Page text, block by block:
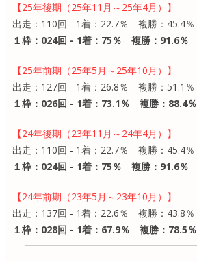
【25年後期（25年11月～25年4月）】
出走：110回 - 1着：22.7％ 複勝：45.4％
１枠：024回 - 1着：75％ 複勝：91.6％
【25年前期（25年5月～25年10月）】
出走：127回 - 1着：26.8％ 複勝：51.1％
１枠：026回 - 1着：73.1％ 複勝：88.4％
【24年後期（23年11月～24年4月）】
出走：110回 - 1着：22.7％ 複勝：45.4％
１枠：024回 - 1着：75％ 複勝：91.6％
【24年前期（23年5月～23年10月）】
出走：137回 - 1着：22.6％ 複勝：43.8％
１枠：028回 - 1着：67.9％ 複勝：78.5％